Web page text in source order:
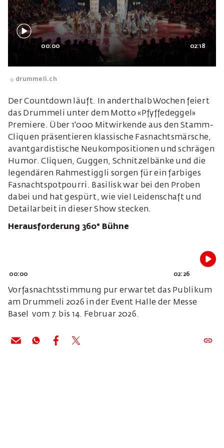
00:00 02:18
drummeli.ch
Der Countdown läuft. In anderthalb Wochen feiert
das Drummeli unter dem Motto «Pfyffedeggel»
Premiere. Über 1'000 Mitwirkende aus den Stamm-
Cliquen präsentieren klassische Fasnachtsmärsche,
avantgardistische Neukompositionen und schrägen
Humor. Cliquen, Guggen, Schnitzelbänke und die
legendären Rahmestiggli sorgen für ein farbiges
Fasnachtspotpourri. Basilisk war bei den Proben
dabei und hat gespürt, wie viel Leidenschaft und
Detailarbeit in dieser Show stecken.
Herausforderung 360° Bühne
00:00 02:26
Vorfasnachtsstimmung pur erwartet das Publikum
am Drummeli 2026 in der Event Halle der Messe
Basel vom 7. bis 14. Februar 2026.